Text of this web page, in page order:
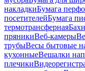
накладкиБумага
посетителейБумага
термотрансферная
пряникиВеб-камеры
трубыВесы бытовые
кухонныеВешалки
плечики